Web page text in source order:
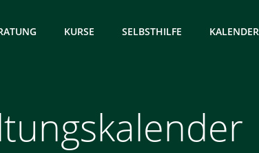
KURSE SELBSTHILFE KALENDER